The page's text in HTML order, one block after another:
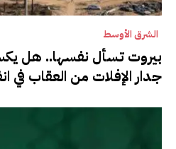
الشرق الأوسط
بيروت تسأل نفسها.. هل يكسر
جدار الإفلات من العقاب في